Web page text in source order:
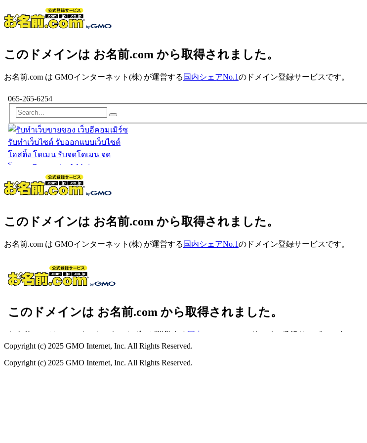
このドメインは お名前.com から取得されました。
お名前.com は GMOインターネット(株) が運営する 国内シェアNo.1のドメイン登録サービスです。
このドメインは お名前.com から取得されました。
お名前.com は GMOインターネット(株) が運営する 国内シェアNo.1のドメイン登録サービスです。
Copyright (c) 2025 GMO Internet, Inc. All Rights Reserved.
Copyright (c) 2025 GMO Internet, Inc. All Rights Reserved.